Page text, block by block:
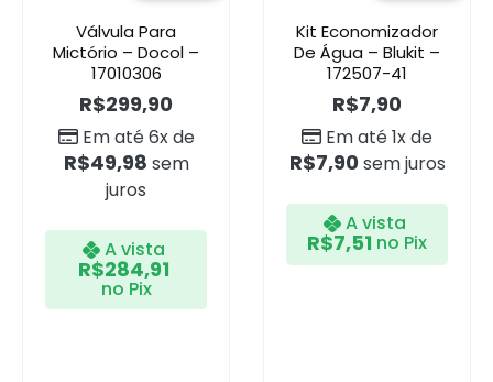
Válvula Para
Mictório – Docol –
17010306
R$299,90
Em até 6x de
R$49,98 sem
juros
A vista
R$284,91
no Pix
Kit Economizador
De Água – Blukit –
172507-41
R$7,90
Em até 1x de
R$7,90 sem juros
A vista
R$7,51 no Pix